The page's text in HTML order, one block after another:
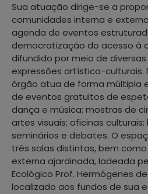
Sua atuação dirige-se a
comunidades interna e
agenda de eventos
democratização do acesso à
difundido por meio de
expressões artístico-culturais.
órgão atua de forma múltipla
de eventos gratuitos de
dança e música; mostras de
artes visuais; oficinas
seminários e debates. O
três salas distintas, bem
externa ajardinada, ladeada
Ecológico Prof. Hermógenes
localizado aos fundos de sua